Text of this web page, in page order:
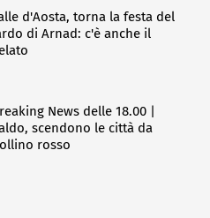
d'Aosta, torna la festa del
di Arnad: c'è anche il
News delle 18.00 |
scendono le città da
rosso